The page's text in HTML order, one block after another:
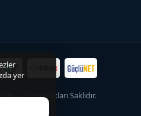
— Tüm Hakları Saklıdır.
yer